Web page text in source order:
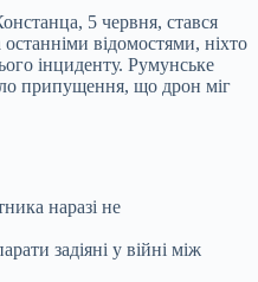
5 червня, стався
відомостями, ніхто
інциденту. Румунське
припущення, що дрон міг
наразі не
задіяні у війні між